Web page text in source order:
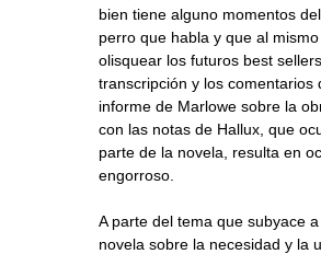
bien tiene alguno momentos
perro que habla y que al
olisquear los futuros best
transcripción y los comentarios
informe de Marlowe sobre la
con las notas de Hallux, que
parte de la novela, resulta en
engorroso.
A parte del tema que subyace
novela sobre la necesidad y la